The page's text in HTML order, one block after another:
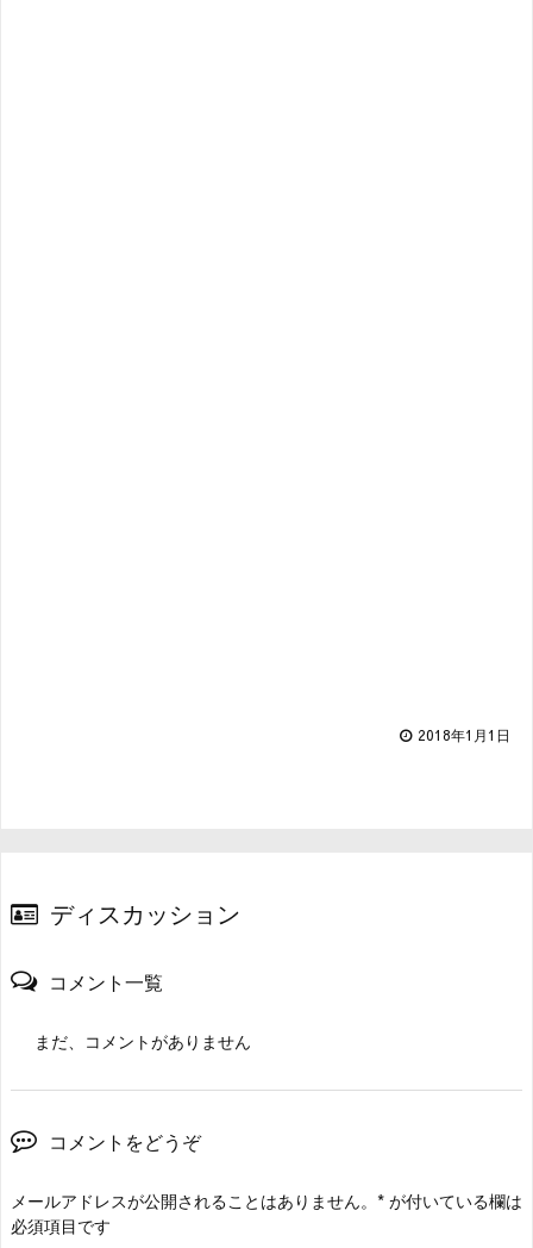
2018年1月1日
ディスカッション
コメント一覧
まだ、コメントがありません
コメントをどうぞ
メールアドレスが公開されることはありません。 * が付いている欄は
必須項目です